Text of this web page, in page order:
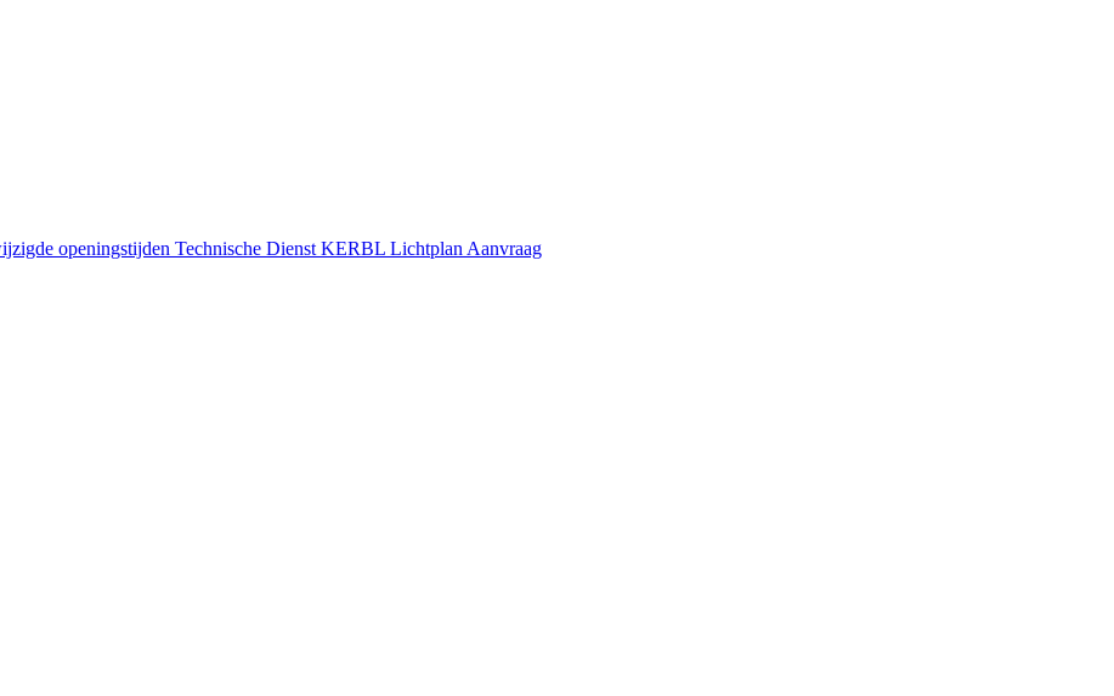
openingstijden Technische Dienst KERBL Lichtplan Aanvraag